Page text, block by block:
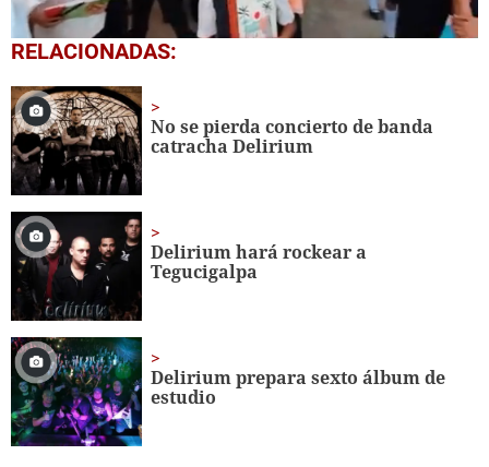
0
seconds
1
minute,
56
seconds
RELACIONADAS:
No se pierda concierto de banda
catracha Delirium
Delirium hará rockear a
Tegucigalpa
Delirium prepara sexto álbum de
estudio